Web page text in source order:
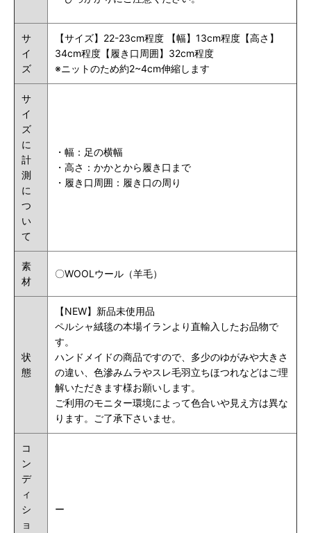
サ
イ
ズ
【サイズ】22-23cm程度 【幅】13cm程度【高さ】
34cm程度【履き口周囲】32cm程度
※ニットのため約2~4cm伸縮します
サ
イ
ズ
に
計
測
に
つ
い
て
・幅：足の横幅
・高さ：かかとから履き口まで
・ 履き口周囲 ：履き口の周り
素
材
〇WOOLウール（羊毛）
状
態
【NEW】新品未使用品
ペルシャ絨毯の本場イランより直輸入したお品物で
す。
ハンドメイドの商品ですので、多少のゆがみや大きさ
の違い、色滲みムラやスレ毛羽立ちほつれなどはご理
解いただきます様お願いします。
ご利用のモニター環境によって色合いや見え方は異な
ります。ご了承下さいませ。
コ
ン
デ
ィ
シ
ョ
ー